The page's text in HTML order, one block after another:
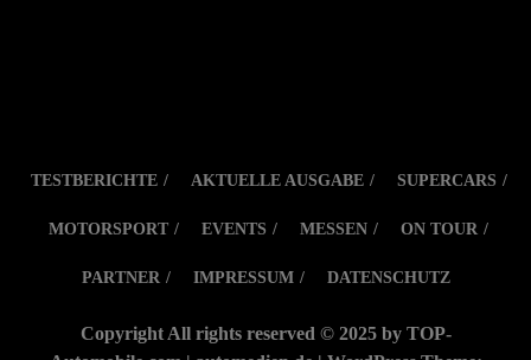
TESTBERICHTE AKTUELLE AUSGABE SUPERCARS
MOTORSPORT EVENTS MESSEN ON TOUR
PARTNER IMPRESSUM DATENSCHUTZ
Copyright All rights reserved © 2025 by TOP-